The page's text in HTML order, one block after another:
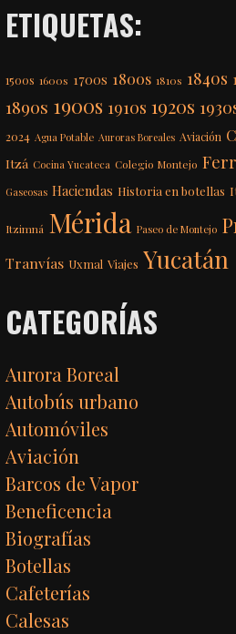
ETIQUETAS:
1500s 1600s 1700s 1800s 1810s 1840s
1890s 1900s 1910s 1920s
2024 Agua Potable Auroras Boreales Aviación
Itzá Cocina Yucateca Colegio Montejo
Gaseosas Haciendas Historia en botellas
Itzimná Mérida Paseo de Montejo
Tranvías Uxmal Viajes Yucatán
CATEGORÍAS
Aurora Boreal
Autobús urbano
Automóviles
Aviación
Barcos de Vapor
Beneficencia
Biografías
Botellas
Cafeterías
Calesas